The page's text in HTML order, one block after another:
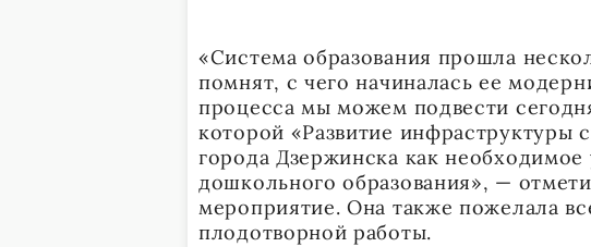
«Система образования прошла
помнят, с чего начиналась ее
процесса мы можем подвести
которой «Развитие инфраструктуры
города Дзержинска как необходимое
дошкольного образования», —
мероприятие. Она также пожелала
плодотворной работы.